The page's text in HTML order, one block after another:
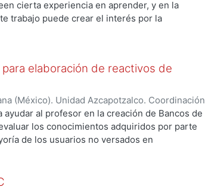
de remoción de estos contaminantes en
así como la biomasa necesaria
o NPs, distintos grupos alrededor del mundo
electrónicas, magnéticas,
Microscopia Electrónica de Barrido (MEB),
de Alta Resolución (MET), Difracción de
(Raman), Espectroscopia UV-Visible (UV-Vis)
la presente investigación tiene como
de las características superficiales de los
y se aplican en el análisis de las
a futuro.
cierta experiencia en aprender, y en la
trabajo puede crear el interés por la
elaboración de reactivos de
(México). Unidad Azcapotzalco. Coordinación
Ramírez García, Rafael
al profesor en la creación de Bancos de
los conocimientos adquiridos por parte
de los usuarios no versados en
etcétera, subutilizando la potencialidad